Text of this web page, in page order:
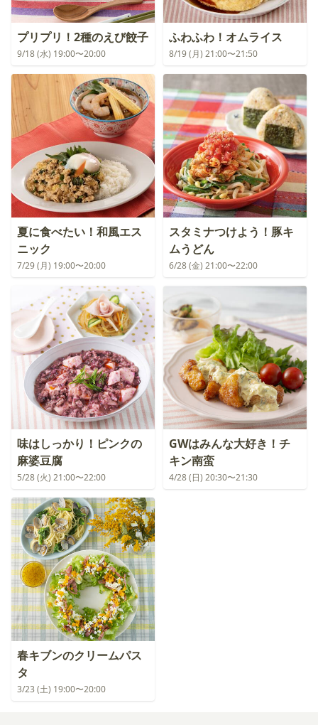
プリプリ！2種のえび餃子
9/18 (水) 19:00〜20:00
ふわふわ！オムライス
8/19 (月) 21:00〜21:50
夏に食べたい！和風エス
ニック
7/29 (月) 19:00〜20:00
スタミナつけよう！豚キ
ムうどん
6/28 (金) 21:00〜22:00
味はしっかり！ピンクの
麻婆豆腐
5/28 (火) 21:00〜22:00
GWはみんな大好き！チ
キン南蛮
4/28 (日) 20:30〜21:30
春キブンのクリームパス
タ
3/23 (土) 19:00〜20:00